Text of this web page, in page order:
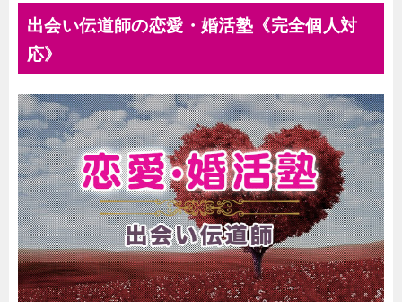
出会い伝道師の恋愛・婚活塾《完全個人対
応》